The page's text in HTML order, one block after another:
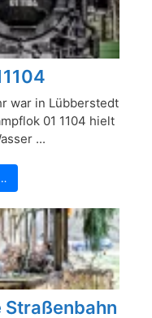
war in Lübberstedt
01 1104 hielt
...